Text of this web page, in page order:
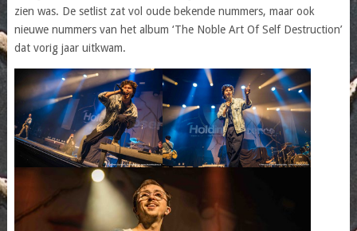
zien was. De setlist zat vol oude bekende nummers, maar ook
nieuwe nummers van het album ‘The Noble Art Of Self Destruction’
dat vorig jaar uitkwam.